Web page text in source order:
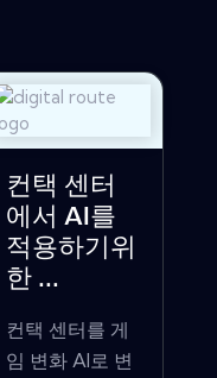
컨택 센터
에서 AI를
적용하기위
한 ...
컨택 센터를 게
임 변화 AI로 변